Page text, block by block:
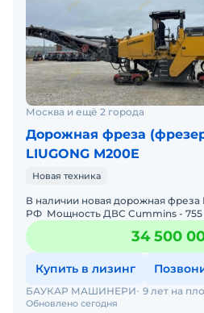
Москва и ещё 2 города
Дорожная фреза
LIUGONG M200E
Новая техника
В наличии новая дорожная фреза
РФ Мощность ДВС Cummins - 755 л.c. Ширина
фрезерования - 2 метра
34 500
Купить в лизинг
Обновлено сегодня
БАУКАР МАШИНЕРИ 9 лет на